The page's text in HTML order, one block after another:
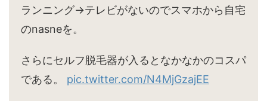
ランニング→テレビがないのでスマホから自宅
のnasneを。
さらにセルフ脱毛器が入るとなかなかのコスパ
である。 pic.twitter.com/N4MjGzajEE